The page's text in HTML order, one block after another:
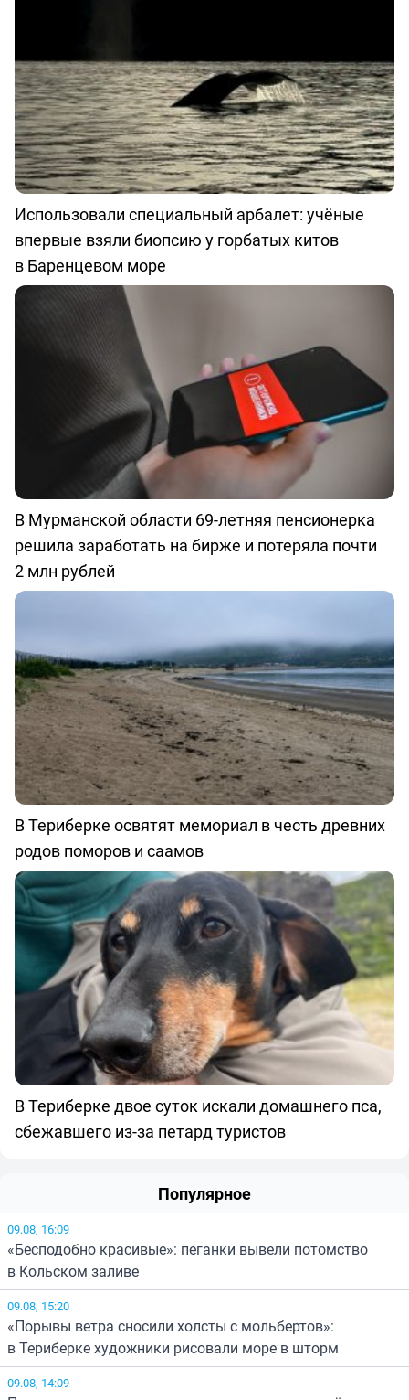
Использовали специальный арбалет: учёные
впервые взяли биопсию у горбатых китов
в Баренцевом море
В Мурманской области 69-летняя пенсионерка
решила заработать на бирже и потеряла почти
2 млн рублей
В Териберке освятят мемориал в честь древних
родов поморов и саамов
В Териберке двое суток искали домашнего пса,
сбежавшего из-за петард туристов
Популярное
09.08, 16:09
«Бесподобно красивые»: пеганки вывели потомство
в Кольском заливе
09.08, 15:20
«Порывы ветра сносили холсты с мольбертов»:
в Териберке художники рисовали море в шторм
09.08, 14:09